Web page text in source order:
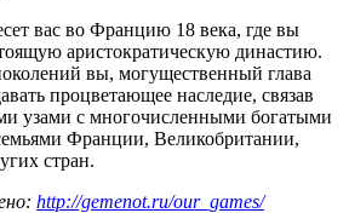
вас во Францию 18 века, где вы
аристократическую династию.
вы, могущественный глава
процветающее наследие, связав
узами с многочисленными богатыми
Франции, Великобритании,
стран.
http://gemenot.ru/our_games/